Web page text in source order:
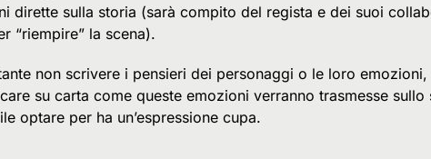
dirette sulla storia (sarà compito del regista e dei suoi
“riempire” la scena).
non scrivere i pensieri dei personaggi o le loro
su carta come queste emozioni verranno trasmesse sullo
optare per ha un’espressione cupa.